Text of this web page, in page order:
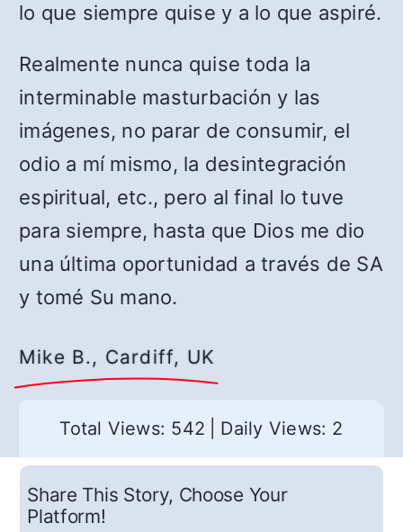
lo que siempre quise y a lo que aspiré.
Realmente nunca quise toda la
interminable masturbación y las
imágenes, no parar de consumir, el
odio a mí mismo, la desintegración
espiritual, etc., pero al final lo tuve
para siempre, hasta que Dios me dio
una última oportunidad a través de SA
y tomé Su mano.
Mike B., Cardiff, UK
Total Views: 542 Daily Views: 2
Share This Story, Choose Your
Platform!